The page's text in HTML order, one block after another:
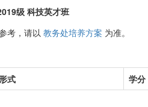
级 科技英才班
考，请以 教务处培养方案 为准。
式 学分